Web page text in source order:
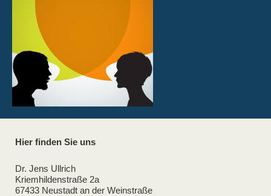
Hier finden Sie uns
Dr. Jens Ullrich
Kriemhildenstraße 2a
67433 Neustadt an der Weinstraße